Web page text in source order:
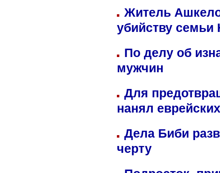
Житель
убийству семьи
По делу об
мужчин
Для
нанял
Дела Биби
черту